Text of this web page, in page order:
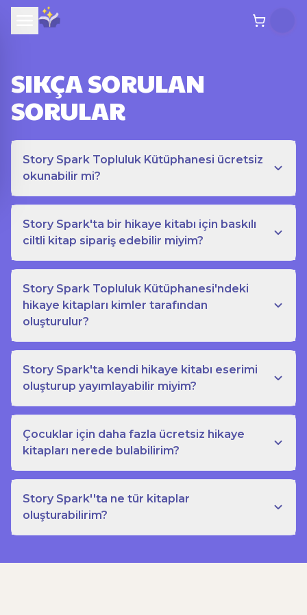
SIKÇA SORULAN
SORULAR
Story Spark Topluluk Kütüphanesi ücretsiz
okunabilir mi?
Story Spark'ta bir hikaye kitabı için baskılı
ciltli kitap sipariş edebilir miyim?
Story Spark Topluluk Kütüphanesi'ndeki
hikaye kitapları kimler tarafından
oluşturulur?
Story Spark'ta kendi hikaye kitabı eserimi
oluşturup yayımlayabilir miyim?
Çocuklar için daha fazla ücretsiz hikaye
kitapları nerede bulabilirim?
Story Spark''ta ne tür kitaplar
oluşturabilirim?